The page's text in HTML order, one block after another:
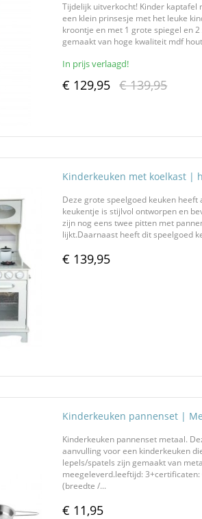
Tijdelijk uitverkocht! Kinder kaptafel
een klein prinsesje met het leuke
kroontje en met 1 grote spiegel en
gemaakt van hoge kwaliteit mdf
In prijs verlaagd!
€ 129,95 € 139,95
Kinderkeuken met koelkast |
Deze grote speelgoed keuken
keukentje is stijlvol ontworpen en
zijn nog eens twee pitten met
lijkt.Daarnaast heeft dit speelgoed
€ 139,95
Kinderkeuken pannenset |
Kinderkeuken pannenset metaal.
aanvulling voor een kinderkeuken
lepels/spatels zijn gemaakt van
meegeleverd.leeftijd:
(breedte /...
€ 11,95